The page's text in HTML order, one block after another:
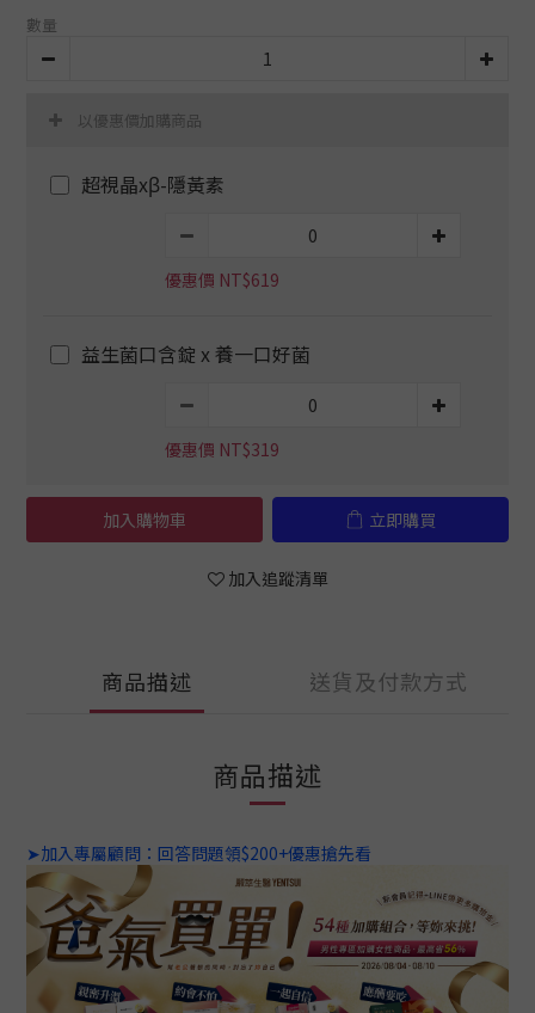
數量
以優惠價加購商品
超視晶xβ-隱黃素
優惠價 NT$619
益生菌口含錠 x 養一口好菌
優惠價 NT$319
加入購物車 立即購買
加入追蹤清單
商品描述 送貨及付款方式
商品描述
➤加入專屬顧問：回答問題領$200+優惠搶先看